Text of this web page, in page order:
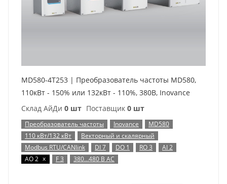
MD580-4T253 | Преобразователь частоты MD580,
110кВт - 150% или 132кВт - 110%, 380В, Inovance
Склад АйДи 0 шт Поставщик 0 шт
Преобразователь частоты Inovance
MD580
110 кВт/132 кВт
Векторный и скалярный
Modbus RTU/CANlink
DI 7 DO 1 RO 3
AI 2
AO 2 x F 3 380…480 В AC